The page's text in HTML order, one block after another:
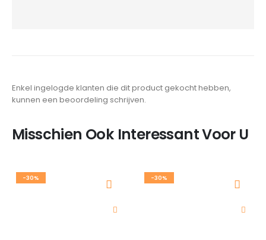
Enkel ingelogde klanten die dit product gekocht hebben,
kunnen een beoordeling schrijven.
Misschien Ook Interessant Voor U
-30% -30%